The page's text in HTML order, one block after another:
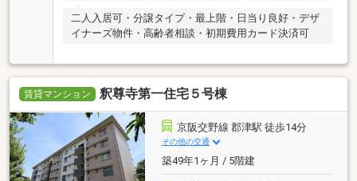
二人入居可・分譲タイプ・最上階・日当り良好・デザ
イナーズ物件・高齢者相談・初期費用カード決済可
賃貸マンション 釈尊寺第一住宅５号棟
京阪交野線 郡津駅 徒歩14分
その他の交通
築49年1ヶ月 / 5階建